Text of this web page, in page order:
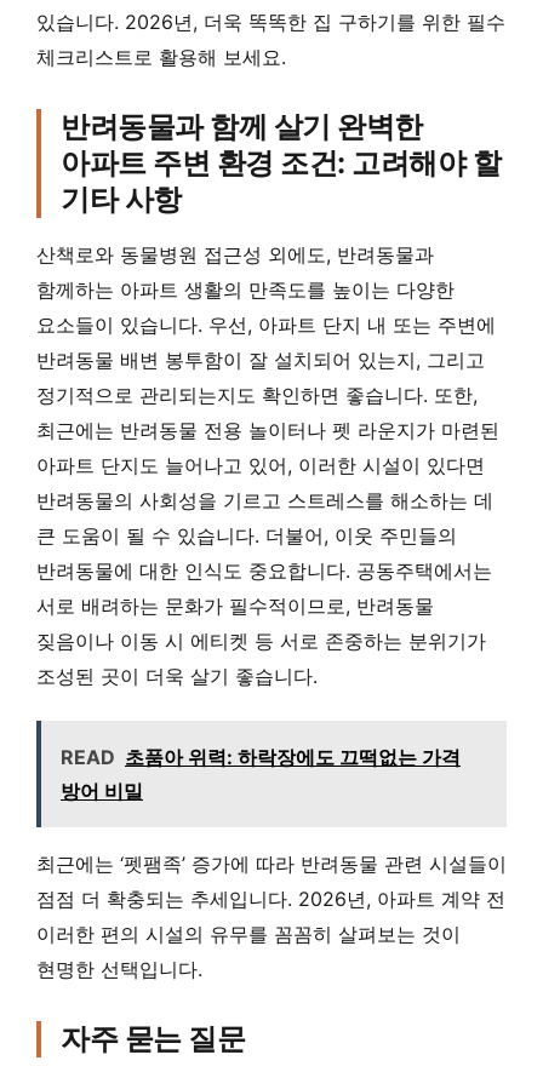
있습니다. 2026년, 더욱 똑똑한 집 구하기를 위한 필수
체크리스트로 활용해 보세요.
반려동물과 함께 살기 완벽한
아파트 주변 환경 조건: 고려해야 할
기타 사항
산책로와 동물병원 접근성 외에도, 반려동물과
함께하는 아파트 생활의 만족도를 높이는 다양한
요소들이 있습니다. 우선, 아파트 단지 내 또는 주변에
반려동물 배변 봉투함이 잘 설치되어 있는지, 그리고
정기적으로 관리되는지도 확인하면 좋습니다. 또한,
최근에는 반려동물 전용 놀이터나 펫 라운지가 마련된
아파트 단지도 늘어나고 있어, 이러한 시설이 있다면
반려동물의 사회성을 기르고 스트레스를 해소하는 데
큰 도움이 될 수 있습니다. 더불어, 이웃 주민들의
반려동물에 대한 인식도 중요합니다. 공동주택에서는
서로 배려하는 문화가 필수적이므로, 반려동물
짖음이나 이동 시 에티켓 등 서로 존중하는 분위기가
조성된 곳이 더욱 살기 좋습니다.
READ 초품아 위력: 하락장에도 끄떡없는 가격
방어 비밀
최근에는 ‘펫팸족’ 증가에 따라 반려동물 관련 시설들이
점점 더 확충되는 추세입니다. 2026년, 아파트 계약 전
이러한 편의 시설의 유무를 꼼꼼히 살펴보는 것이
현명한 선택입니다.
자주 묻는 질문